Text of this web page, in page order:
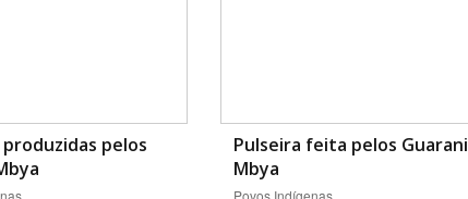
pelos
Pulseira feita pelos Guarani
Mbya